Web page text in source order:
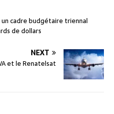
cadre budgétaire triennal
de dollars
NEXT
et le Renatelsat